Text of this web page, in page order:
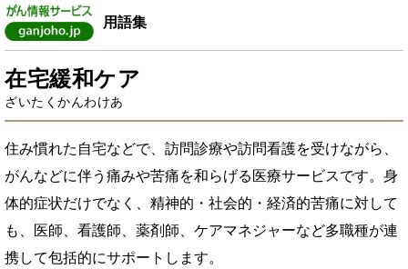
用語集
在宅緩和ケア
ざいたくかんわけあ
住み慣れた自宅などで、訪問診療や訪問看護を受けながら、
がんなどに伴う痛みや苦痛を和らげる医療サービスです。身
体的症状だけでなく、精神的・社会的・経済的苦痛に対して
も、医師、看護師、薬剤師、ケアマネジャーなど多職種が連
携して包括的にサポートします。